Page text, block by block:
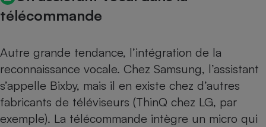
télécommande
Autre grande tendance, l’intégration de la
reconnaissance vocale. Chez Samsung, l’assistant
s’appelle Bixby, mais il en existe chez d’autres
fabricants de téléviseurs (ThinQ chez LG, par
exemple). La télécommande intègre un micro qui